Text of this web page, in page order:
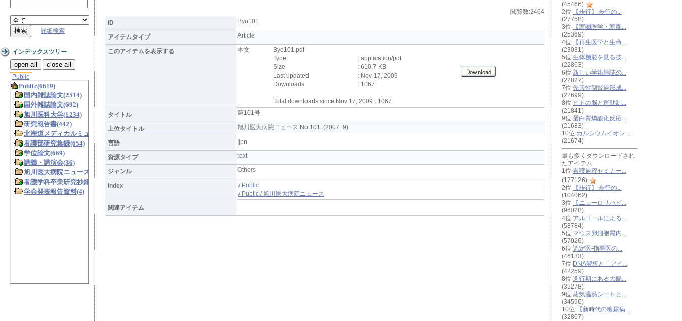
詳細検索
インデックスツリー
open all close all
Public
閲覧数:2464
ID
Byo101
アイテムタイプ Article
このアイテムを表示する 本文
Byo101.pdf
Type
: application/pdf
Size
: 610.7 KB
Last updated
: Nov 17, 2009
Downloads
: 1067
Total downloads since Nov 17, 2009 : 1067
タイトル
第101号
上位タイトル 旭川医大病院ニュース No.101 (2007. 9)
言語 jpn
資源タイプ text
ジャンル Others
Index
/ Public
/ Public / 旭川医大病院ニュース
関連アイテム
(45466)
2位
【歩行】 歩行の...
(27758)
3位
【寒圏医学・寒圏...
(25369)
4位
【再生医学と生命...
(23031)
5位 生体機能を見る技...
(22863)
6位 新しい学術雑誌の...
(22827)
7位 先天性副腎過形成...
(22699)
8位 ヒトの脳と運動制...
(21841)
9位 蛋白質燐酸化反応...
(21683)
10位 カルシウムイオン...
(21674)
最も多くダウンロードされ
たアイテム
1位 看護過程セミナー...
(177126)
2位
【歩行】 歩行の...
(104062)
3位
【ニューロリハビ...
(96028)
4位 アルコールによる...
(58784)
5位 マウス卵細胞質内...
(57026)
6位 認定医-指導医の...
(46183)
7位 DNA解析と「アイ...
(42259)
8位 進行期にある大腸...
(35278)
9位 蒸気温熱シートと...
(34596)
10位
【新時代の糖尿病...
(32807)